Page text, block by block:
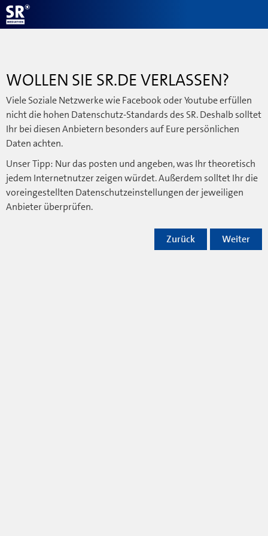
WOLLEN SIE SR.DE VERLASSEN?
Viele Soziale Netzwerke wie Facebook oder Youtube erfüllen
nicht die hohen Datenschutz-Standards des SR. Deshalb solltet
Ihr bei diesen Anbietern besonders auf Eure persönlichen
Daten achten.
Unser Tipp: Nur das posten und angeben, was Ihr theoretisch
jedem Internetnutzer zeigen würdet. Außerdem solltet Ihr die
voreingestellten Datenschutzeinstellungen der jeweiligen
Anbieter überprüfen.
Weiter
Zurück